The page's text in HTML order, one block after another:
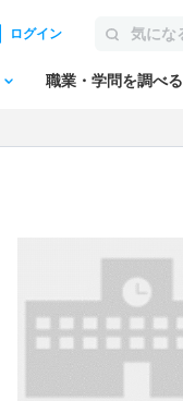
ログイン
職業・学問を調べる